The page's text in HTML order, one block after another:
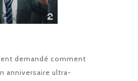
demandé comment
anniversaire ultra-